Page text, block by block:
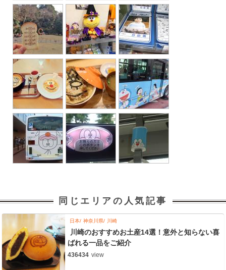
同じエリアの人気記事
日本 神奈川県 川崎
川崎のおすすめお土産14選！意外と知らない喜
ばれる一品をご紹介
436434 view